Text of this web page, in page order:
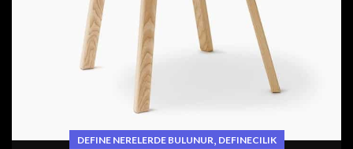
DEFINE NERELERDE BULUNUR, DEFINECILIK